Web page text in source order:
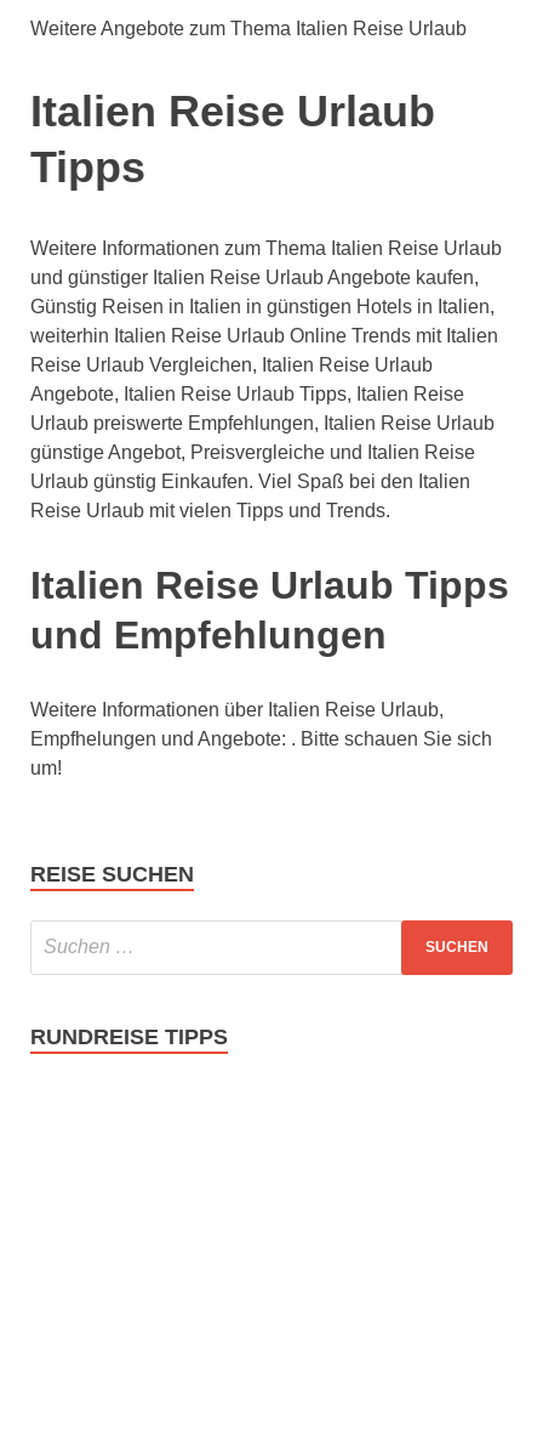
Weitere Angebote zum Thema Italien Reise Urlaub
Italien Reise Urlaub
Tipps
Weitere Informationen zum Thema Italien Reise Urlaub
und günstiger Italien Reise Urlaub Angebote kaufen,
Günstig Reisen in Italien in günstigen Hotels in Italien,
weiterhin Italien Reise Urlaub Online Trends mit Italien
Reise Urlaub Vergleichen, Italien Reise Urlaub
Angebote, Italien Reise Urlaub Tipps, Italien Reise
Urlaub preiswerte Empfehlungen, Italien Reise Urlaub
günstige Angebot, Preisvergleiche und Italien Reise
Urlaub günstig Einkaufen. Viel Spaß bei den Italien
Reise Urlaub mit vielen Tipps und Trends.
Italien Reise Urlaub Tipps
und Empfehlungen
Weitere Informationen über Italien Reise Urlaub,
Empfhelungen und Angebote: . Bitte schauen Sie sich
um!
REISE SUCHEN
RUNDREISE TIPPS